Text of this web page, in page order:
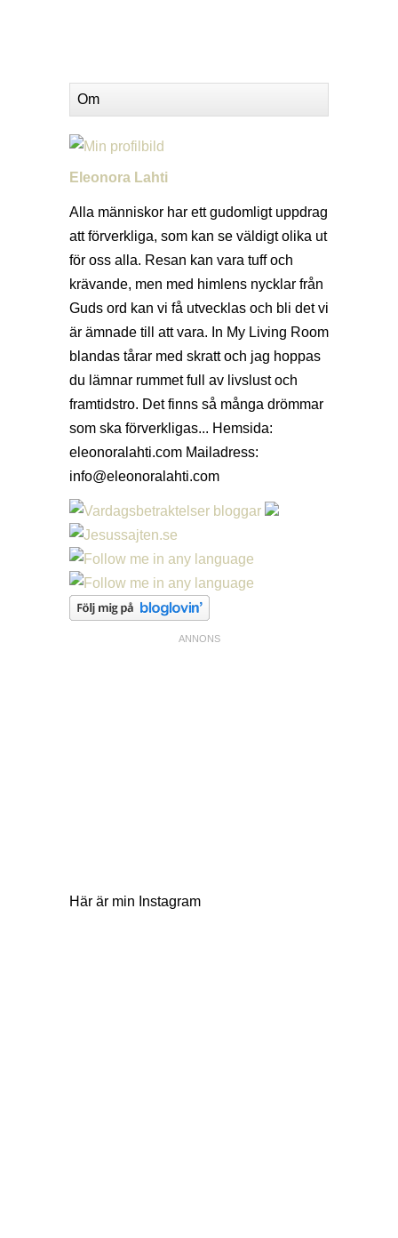
Om
Eleonora Lahti
Alla människor har ett gudomligt uppdrag
att förverkliga, som kan se väldigt olika ut
för oss alla. Resan kan vara tuff och
krävande, men med himlens nycklar från
Guds ord kan vi få utvecklas och bli det vi
är ämnade till att vara. In My Living Room
blandas tårar med skratt och jag hoppas
du lämnar rummet full av livslust och
framtidstro. Det finns så många drömmar
som ska förverkligas... Hemsida:
eleonoralahti.com Mailadress:
info@eleonoralahti.com
Här är min Instagram